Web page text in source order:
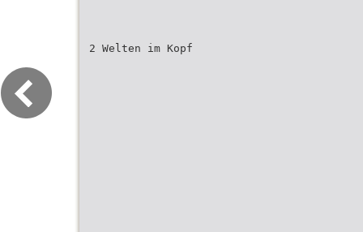
2 Welten im Kopf